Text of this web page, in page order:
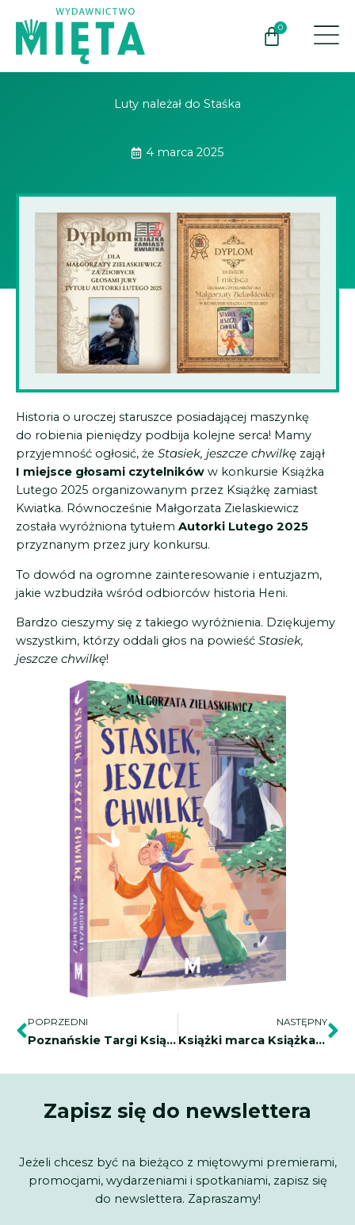
treści
0
Wózek
Luty należał do Staśka
4 marca 2025
Historia o uroczej staruszce posiadającej maszynkę
do robienia pieniędzy podbija kolejne serca! Mamy
przyjemność ogłosić, że Stasiek, jeszcze chwilkę zajął
I miejsce głosami czytelników w konkursie Książka
Lutego 2025 organizowanym przez Książkę zamiast
Kwiatka. Równocześnie Małgorzata Zielaskiewicz
została wyróżniona tytułem Autorki Lutego 2025
przyznanym przez jury konkursu.
To dowód na ogromne zainteresowanie i entuzjazm,
jakie wzbudziła wśród odbiorców historia Heni.
Bardzo cieszymy się z takiego wyróżnienia. Dziękujemy
wszystkim, którzy oddali głos na powieść Stasiek,
jeszcze chwilkę!
Prev
POPRZEDNI
Poznańskie Targi Książki
NASTĘPNY
Książki marca Książka zamiast Kwiatka
Zapisz się do newslettera
Jeżeli chcesz być na bieżąco z miętowymi premierami,
promocjami, wydarzeniami i spotkaniami, zapisz się
do newslettera. Zapraszamy!